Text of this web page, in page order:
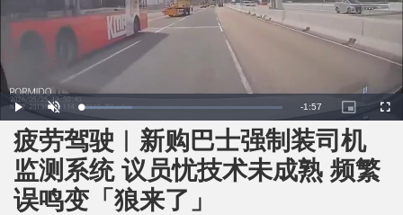
P
l
a
U
n
m
u
t
e
L
o
a
d
e
d
:
2
5
.
R
e
m
-1:57
P
i
c
t
u
e
-
i
F
u
疲劳驾驶︱新购巴士强制装司机
监测系统 议员忧技术未成熟 频繁
误鸣变「狼来了」